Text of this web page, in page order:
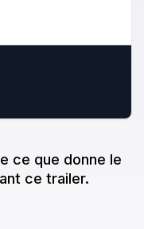
ce que donne le
ce trailer.